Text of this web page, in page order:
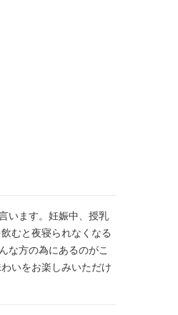
います。妊娠中、授乳
むと夜寝られなくなる
な方の為にあるのがこ
いをお楽しみいただけ